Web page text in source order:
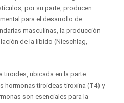
por su parte, producen
para el desarrollo de
masculinas, la producción
de la libido (Nieschlag,
tiroides, ubicada en la parte
hormonas tiroideas tiroxina (T4) y
son esenciales para la